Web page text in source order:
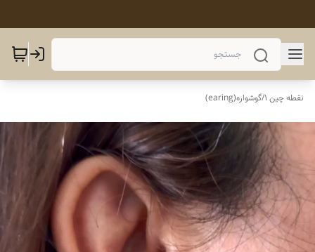
نقطه چین 1 /گوشواره(earing)